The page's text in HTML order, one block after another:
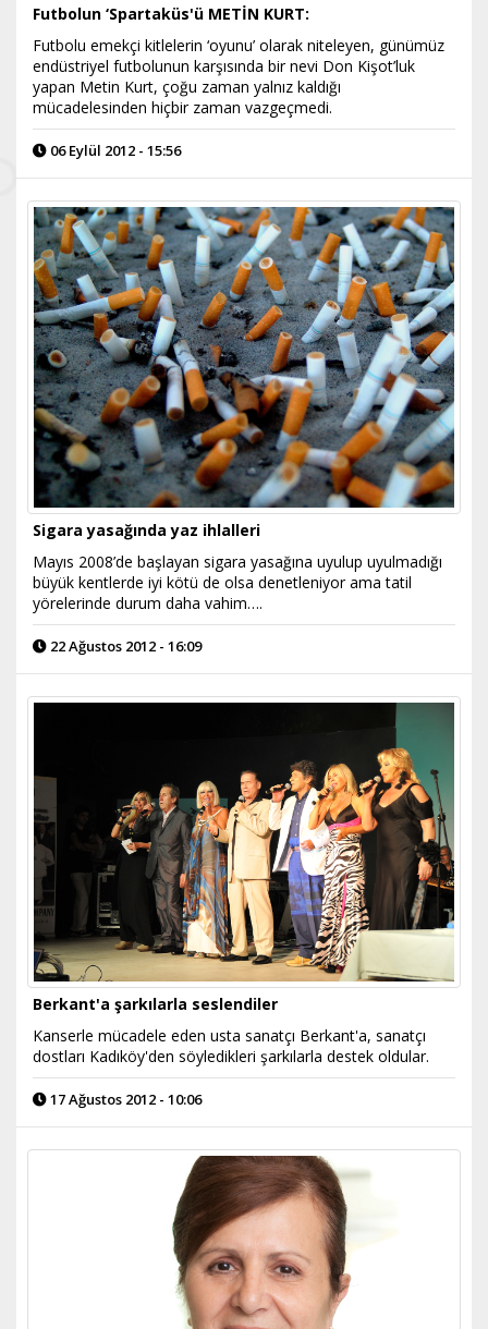
Futbolun ‘Spartaküs'ü METİN KURT:
Futbolu emekçi kitlelerin ‘oyunu’ olarak niteleyen, günümüz
endüstriyel futbolunun karşısında bir nevi Don Kişot’luk
yapan Metin Kurt, çoğu zaman yalnız kaldığı
mücadelesinden hiçbir zaman vazgeçmedi.
06 Eylül 2012 - 15:56
Sigara yasağında yaz ihlalleri
Mayıs 2008’de başlayan sigara yasağına uyulup uyulmadığı
büyük kentlerde iyi kötü de olsa denetleniyor ama tatil
yörelerinde durum daha vahim….
22 Ağustos 2012 - 16:09
Berkant'a şarkılarla seslendiler
Kanserle mücadele eden usta sanatçı Berkant'a, sanatçı
dostları Kadıköy'den söyledikleri şarkılarla destek oldular.
17 Ağustos 2012 - 10:06